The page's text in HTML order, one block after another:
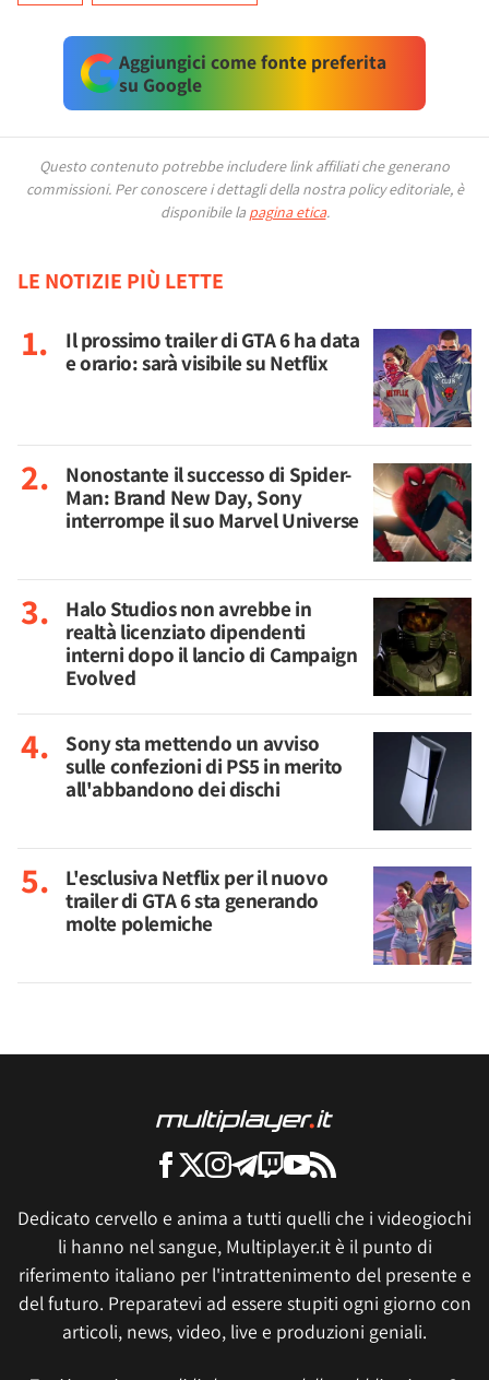
Aggiungici come fonte preferita
su Google
Questo contenuto potrebbe includere link affiliati che generano
commissioni. Per conoscere i dettagli della nostra policy editoriale, è
disponibile la pagina etica.
LE NOTIZIE PIÙ LETTE
Il prossimo trailer di GTA 6 ha data
e orario: sarà visibile su Netflix
Nonostante il successo di Spider-
Man: Brand New Day, Sony
interrompe il suo Marvel Universe
Halo Studios non avrebbe in
realtà licenziato dipendenti
interni dopo il lancio di Campaign
Evolved
Sony sta mettendo un avviso
sulle confezioni di PS5 in merito
all'abbandono dei dischi
L'esclusiva Netflix per il nuovo
trailer di GTA 6 sta generando
molte polemiche
Dedicato cervello e anima a tutti quelli che i videogiochi
li hanno nel sangue, Multiplayer.it è il punto di
riferimento italiano per l'intrattenimento del presente e
del futuro. Preparatevi ad essere stupiti ogni giorno con
articoli, news, video, live e produzioni geniali.